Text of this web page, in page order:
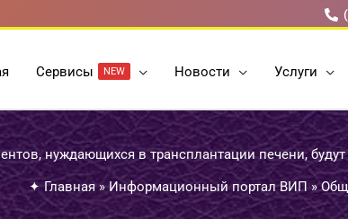
Cервисы NEW Новости Услуги
нуждающихся в трансплантации печени,
✦ Главная » Информационный портал ВИП »